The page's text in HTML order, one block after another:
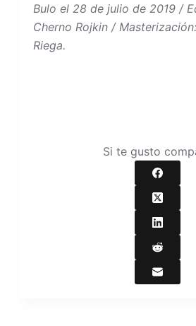
Bulo el 28 de julio de 2019 /
Cherno Rojkin /
Riega.
Si te gusto